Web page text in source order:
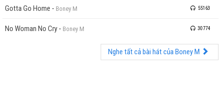
Gotta Go Home - Boney M 55163
No Woman No Cry - Boney M 30774
Nghe tất cả bài hát của Boney M